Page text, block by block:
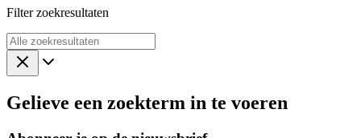
Filter zoekresultaten
Gelieve een zoekterm in te voeren